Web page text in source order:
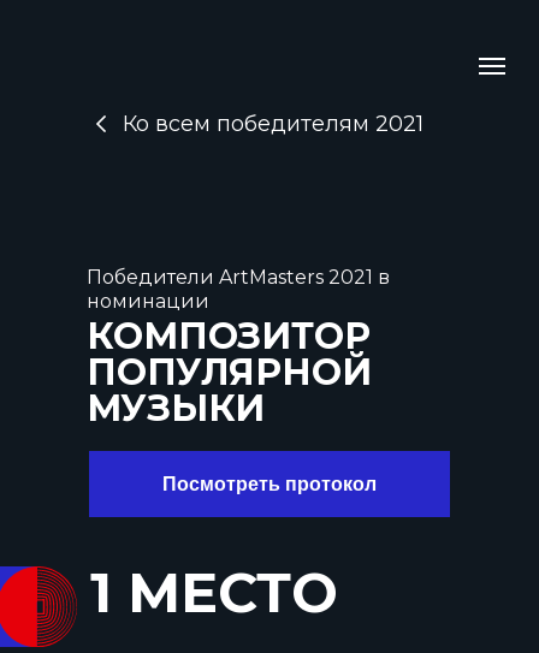
Победители ArtMasters 2021 в
номинации
КОМПОЗИТОР
ПОПУЛЯРНОЙ
МУЗЫКИ
Ко всем победителям 2021
Посмотреть протокол
1 МЕСТО